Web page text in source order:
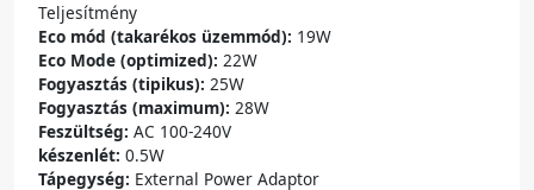
Teljesítmény
Eco mód (takarékos üzemmód): 19W
Eco Mode (optimized): 22W
Fogyasztás (tipikus): 25W
Fogyasztás (maximum): 28W
Feszültség: AC 100-240V
készenlét: 0.5W
Tápegység: External Power Adaptor